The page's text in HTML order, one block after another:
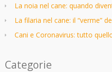
La noia nel cane: quando
La filaria nel cane: il “verme”
Cani e Coronavirus: tutto
Categorie